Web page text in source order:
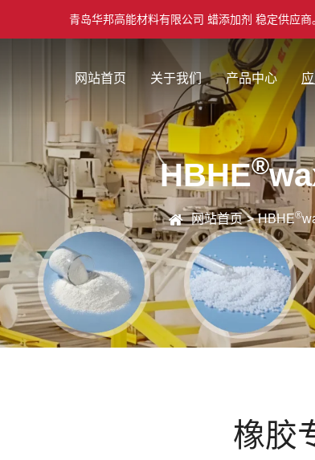
青岛华邦高能材料有限公司 蜡添加剂 稳定供应商
网站首页 关于我们 产品中心
HBHE®
网站首页 HBHE®
橡胶